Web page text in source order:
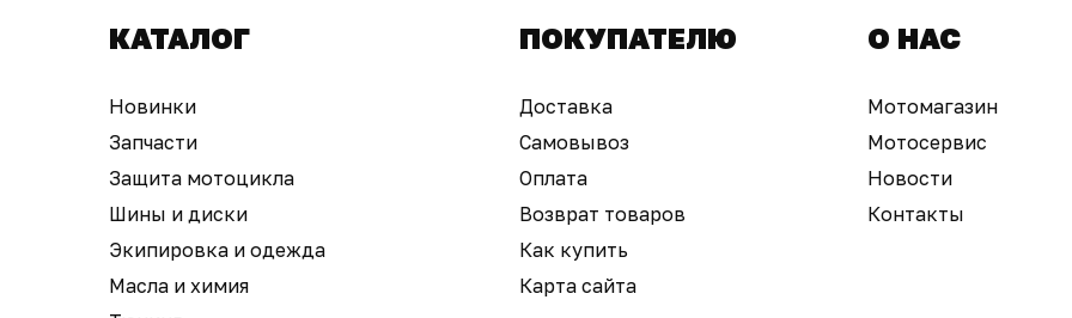
О НАС
Запчасти
Шины и диски
Защита мотоцикла
Экипировка и одежда
Масла и химия
Новинки
Доставка
Самовывоз
Возврат товаров
Оплата
Как купить
Карта сайта
Мотомагазин
Мотосервис
Новости
Контакты
КАТАЛОГ ПОКУПАТЕЛЮ